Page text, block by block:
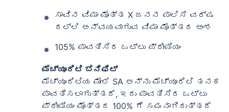
ಸಾವಿನ ವಿಮಾ ಮೊತ್ತ X ಜನನ ಪಾಲಿಸಿ ವರ್ಷ
ದಲ್ಲಿ ಅನ್ವಯವಾಗುವ ವಿಮಾ ಮೊತ್ತದ ಅಂಶ
105% ಪಾವತಿಸಿದ ಒಟ್ಟು ಪ್ರೀಮಿಯಂ
ಮೆಚ್ಯೂರಿಟಿ ಬೆನಿಫಿಟ್
ಮೆಚ್ಯೂರಿಟಿಯ ಮೇಲೆ SA ಅನ್ನು ಮೆಚ್ಯೂರಿಟಿ ತನಕ
ಪಾವತಿಸಲಾಗುತ್ತದೆ, ಇದು ಪಾವತಿಸಿದ ಒಟ್ಟು
ಪ್ರೀಮಿಯಂ ಮೊತ್ತದ 100% ಗೆ ಸಮನಾಗಿರುತ್ತದೆ